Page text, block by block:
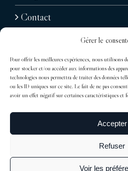
Gérer le
Pour offrir les meilleures expériences, nous utilisons
pour stocker et/ou accéder aux informations des
technologies nous permettra de traiter des données
ou les ID uniques sur ce site. Le fait de ne pas
avoir un effet négatif sur certaines caractéristiques et
Accepter
Refuser
Voir les
Contact
31, avenue
75116 Paris
Tél : + 33 (0)1